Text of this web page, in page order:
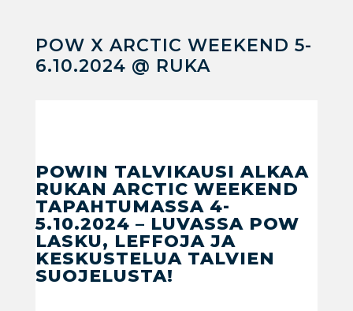
POW X ARCTIC WEEKEND 5-
6.10.2024 @ RUKA
POWIN TALVIKAUSI ALKAA
RUKAN ARCTIC WEEKEND
TAPAHTUMASSA 4-
5.10.2024 – LUVASSA POW
LASKU, LEFFOJA JA
KESKUSTELUA TALVIEN
SUOJELUSTA!